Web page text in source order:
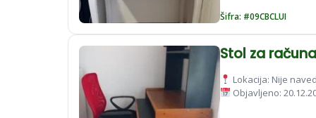
Šifra: #09CBCLUI
Stol za
Lokacija: Nije
Objavljeno: